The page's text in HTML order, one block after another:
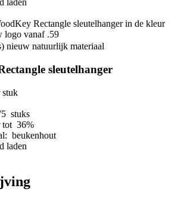
laden
nieuw natuurlijk materiaal
sleutelhanger
stuk
stuks
tot 36%
beukenhout
laden